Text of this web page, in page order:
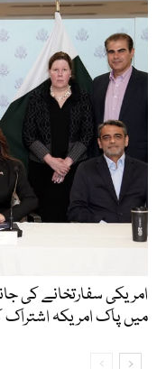
امریکی سفارتخانے کی
میں پاک امریکہ اشتراک